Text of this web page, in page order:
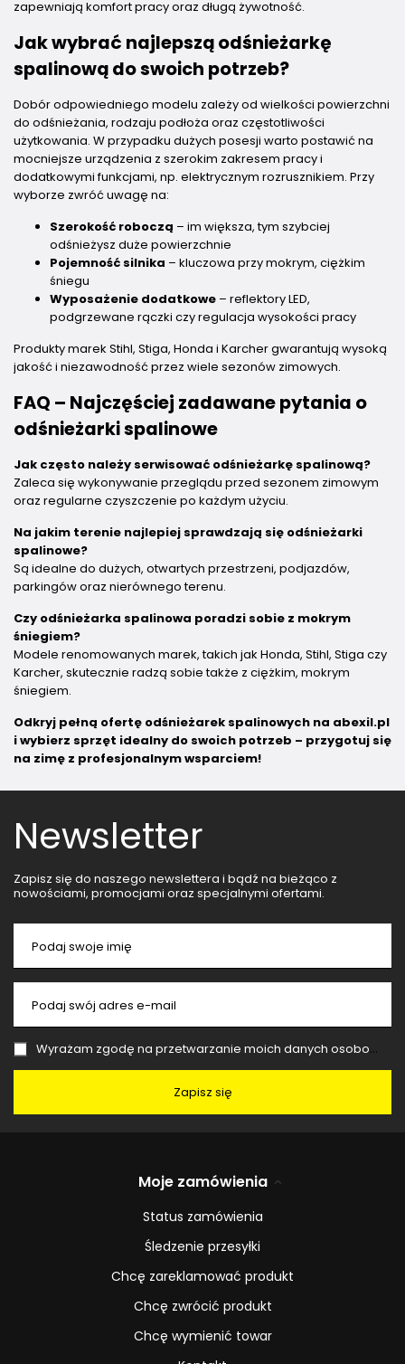
zapewniają komfort pracy oraz długą żywotność.
Jak wybrać najlepszą odśnieżarkę
spalinową do swoich potrzeb?
Dobór odpowiedniego modelu zależy od wielkości powierzchni
do odśnieżania, rodzaju podłoża oraz częstotliwości
użytkowania. W przypadku dużych posesji warto postawić na
mocniejsze urządzenia z szerokim zakresem pracy i
dodatkowymi funkcjami, np. elektrycznym rozrusznikiem. Przy
wyborze zwróć uwagę na:
Szerokość roboczą – im większa, tym szybciej
odśnieżysz duże powierzchnie
Pojemność silnika – kluczowa przy mokrym, ciężkim
śniegu
Wyposażenie dodatkowe – reflektory LED,
podgrzewane rączki czy regulacja wysokości pracy
Produkty marek Stihl, Stiga, Honda i Karcher gwarantują wysoką
jakość i niezawodność przez wiele sezonów zimowych.
FAQ – Najczęściej zadawane pytania o
odśnieżarki spalinowe
Jak często należy serwisować odśnieżarkę spalinową?
Zaleca się wykonywanie przeglądu przed sezonem zimowym
oraz regularne czyszczenie po każdym użyciu.
Na jakim terenie najlepiej sprawdzają się odśnieżarki
spalinowe?
Są idealne do dużych, otwartych przestrzeni, podjazdów,
parkingów oraz nierównego terenu.
Czy odśnieżarka spalinowa poradzi sobie z mokrym
śniegiem?
Modele renomowanych marek, takich jak Honda, Stihl, Stiga czy
Karcher, skutecznie radzą sobie także z ciężkim, mokrym
śniegiem.
Odkryj pełną ofertę odśnieżarek spalinowych na abexil.pl
i wybierz sprzęt idealny do swoich potrzeb – przygotuj się
na zimę z profesjonalnym wsparciem!
Newsletter
Zapisz się do naszego newslettera i bądź na bieżąco z
nowościami, promocjami oraz specjalnymi ofertami.
Podaj swoje imię
Podaj swój adres e-mail
Wyrażam zgodę na przetwarzanie moich danych osobowych (adres e-mail) na potrzeby wysyłki newslettera z informacją handlową (marketing). Więcej w
Zapisz się
Moje zamówienia
Status zamówienia
Śledzenie przesyłki
Chcę zareklamować produkt
Chcę zwrócić produkt
Chcę wymienić towar